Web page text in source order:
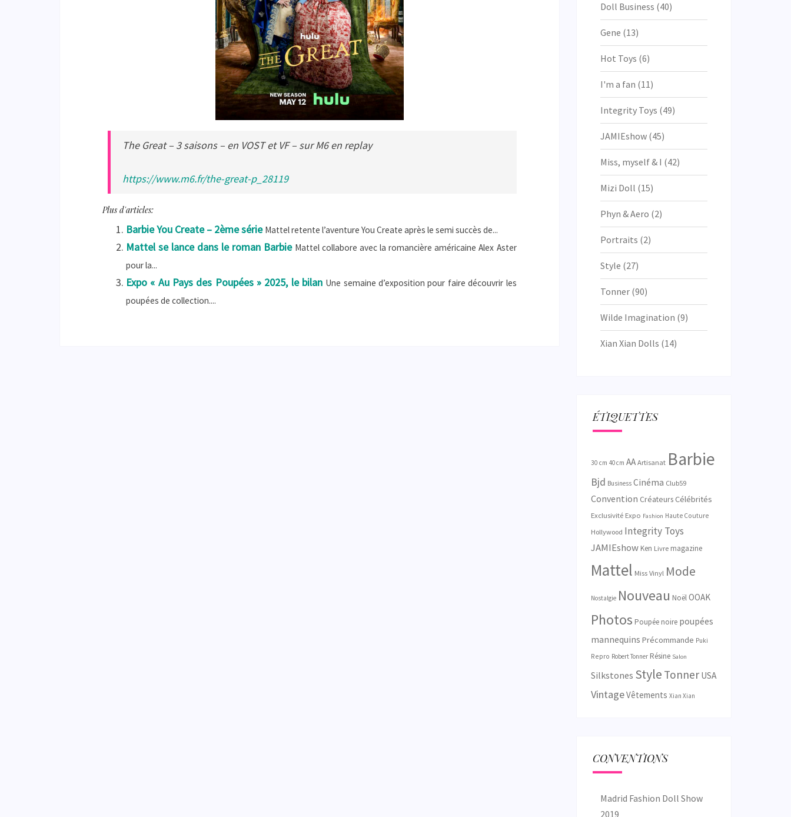
The Great – 3 saisons – en VOST et VF – sur M6 en replay
https://www.m6.fr/the-great-p_28119
Plus d'articles:
Barbie You Create – 2ème série Mattel retente l’aventure You Create après le semi succès de...
Mattel se lance dans le roman Barbie Mattel collabore avec la romancière américaine Alex Aster
pour la...
Expo « Au Pays des Poupées » 2025, le bilan Une semaine d’exposition pour faire découvrir les
poupées de collection....
Doll Business (40)
Gene (13)
Hot Toys (6)
I'm a fan (11)
Integrity Toys (49)
JAMIEshow(45)
Miss, myself & I (42)
Mizi Doll (15)
Phyn & Aero (2)
Portraits (2)
Style (27)
Tonner(90)
Wilde Imagination (9)
Xian Xian Dolls (14)
ÉTIQUETTES
30 cm 40 cm AA Artisanat Barbie
Bjd Business Cinéma Club59
Convention CréateursCélébrités
Exclusivité Expo Fashion Haute Couture
Hollywood Integrity Toys
JAMIEshow Ken Livre magazine
Mattel Miss Vinyl Mode
Nostalgie Nouveau Noël OOAK
Photos Poupée noire poupées
mannequins Précommande Puki
Repro Robert Tonner Résine Salon
Silkstones Style Tonner USA
VintageVêtements Xian Xian
CONVENTIONS
Madrid Fashion Doll Show
2019